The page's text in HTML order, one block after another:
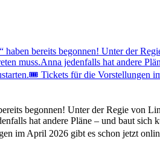
begonnen! Unter der Regie von
hat andere Pläne – und baut sich
im April 2026 gibt es schon jetzt